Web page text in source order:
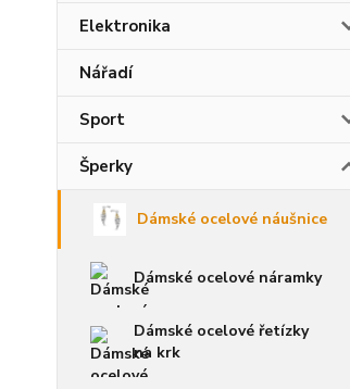
Elektronika
Nářadí
Sport
Šperky
Dámské ocelové náušnice
Dámské ocelové náramky
Dámské ocelové řetízky
na krk